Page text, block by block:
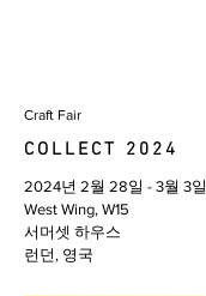
Craft Fair
COLLECT 2024
2024년 2월 28일 - 3월 3일
West Wing, W15
서머셋 하우스
런던, 영국